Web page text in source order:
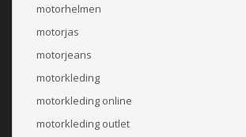
motorhelmen
motorjas
motorjeans
motorkleding
motorkleding online
motorkleding outlet